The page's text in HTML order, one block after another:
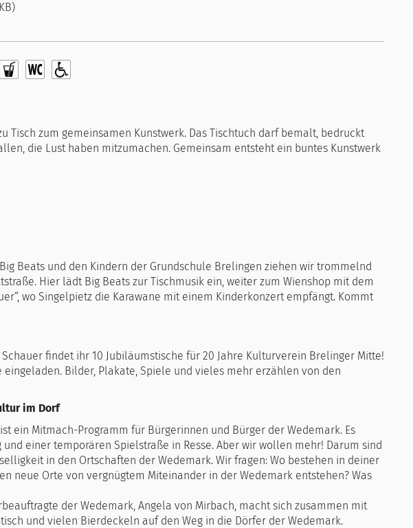
Tisch zum gemeinsamen Kunstwerk. Das Tischtuch darf bemalt, bedruckt
die Lust haben mitzumachen. Gemeinsam entsteht ein buntes Kunstwerk
Beats und den Kindern der Grundschule Brelingen ziehen wir trommelnd
Hier lädt Big Beats zur Tischmusik ein, weiter zum Wienshop mit dem
wo Singelpietz die Karawane mit einem Kinderkonzert empfängt. Kommt
findet ihr 10 Jubiläumstische für 20 Jahre Kulturverein Brelinger Mitte!
Bilder, Plakate, Spiele und vieles mehr erzählen von den
im Dorf
ein Mitmach-Programm für Bürgerinnen und Bürger der Wedemark. Es
einer temporären Spielstraße in Resse. Aber wir wollen mehr! Darum sind
in den Ortschaften der Wedemark. Wir fragen: Wo bestehen in deiner
neue Orte von vergnügtem Miteinander in der Wedemark entstehen? Was
der Wedemark, Angela von Mirbach, macht sich zusammen mit
und vielen Bierdeckeln auf den Weg in die Dörfer der Wedemark.